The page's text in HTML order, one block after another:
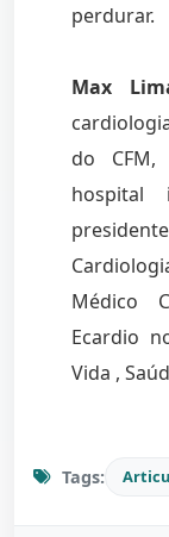
perdurar.
Max
do
hospital
Médico
Ecardio
Vida ,
Tags: